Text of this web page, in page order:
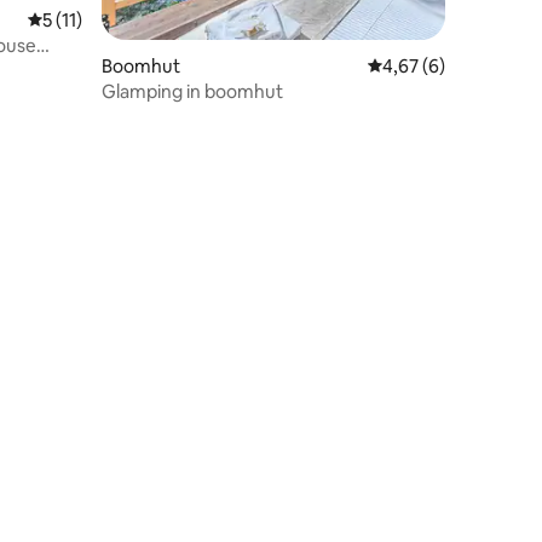
Gemiddelde beoordeling van 5 uit 5, 11 recensies
5 (11)
Boomhut Gemiddelde
4,67 (6)
Glamping in boomhut